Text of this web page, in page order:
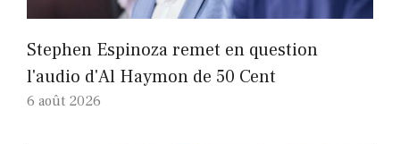
Stephen Espinoza remet en question
l'audio d'Al Haymon de 50 Cent
6 août 2026